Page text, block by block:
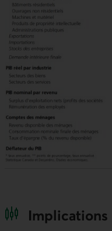
Implications